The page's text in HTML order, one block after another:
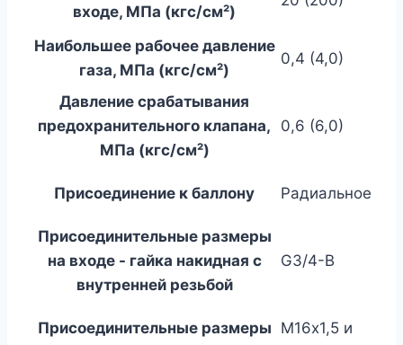
входе, МПа (кгс/см²)
Наибольшее рабочее давление
газа, МПа (кгс/см²)
0,4 (4,0)
Давление срабатывания
предохранительного клапана,
МПа (кгс/см²)
0,6 (6,0)
Присоединение к баллону Радиальное
Присоединительные размеры
на входе - гайка накидная с
внутренней резьбой
G3/4-B
Присоединительные размеры M16х1,5 и